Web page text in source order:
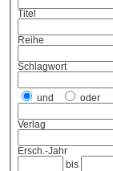
Titel
Reihe
Schlagwort
und oder
Verlag
Ersch.-Jahr
bis